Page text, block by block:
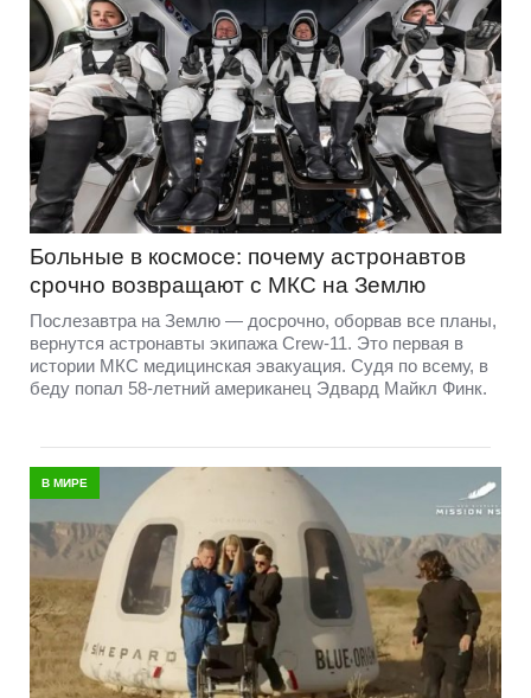
Больные в космосе: почему астронавтов
срочно возвращают с МКС на Землю
Послезавтра на Землю — досрочно, оборвав все планы,
вернутся астронавты экипажа Crew-11. Это первая в
истории МКС медицинская эвакуация. Судя по всему, в
беду попал 58-летний американец Эдвард Майкл Финк.
В МИРЕ